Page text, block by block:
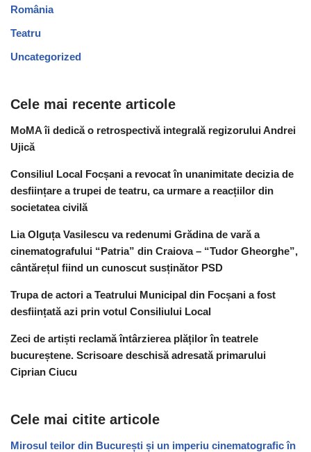
România
Teatru
Uncategorized
Cele mai recente articole
MoMA îi dedică o retrospectivă integrală regizorului Andrei
Ujică
Consiliul Local Focșani a revocat în unanimitate decizia de
desființare a trupei de teatru, ca urmare a reacțiilor din
societatea civilă
Lia Olguța Vasilescu va redenumi Grădina de vară a
cinematografului “Patria” din Craiova – “Tudor Gheorghe”,
cântărețul fiind un cunoscut susținător PSD
Trupa de actori a Teatrului Municipal din Focșani a fost
desființată azi prin votul Consiliului Local
Zeci de artiști reclamă întârzierea plăților în teatrele
bucureștene. Scrisoare deschisă adresată primarului
Ciprian Ciucu
Cele mai citite articole
Mirosul teilor din București și un imperiu cinematografic în